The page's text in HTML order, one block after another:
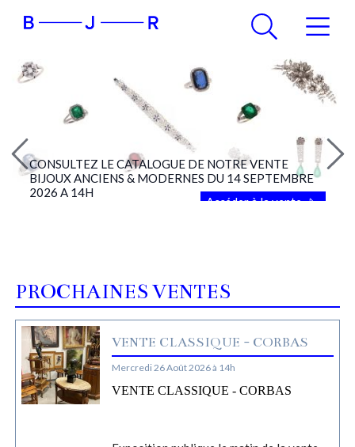
CONSULTEZ LE CATALOGUE DE NOTRE VENTE
BIJOUX ANCIENS & MODERNES DU 14 SEPTEMBRE
2026 A 14H
Accéder à la vente
PROCHAINES VENTES
VENTE CLASSIQUE - CORBAS
Mercredi 26 Août 2026 à 14h
VENTE CLASSIQUE - CORBAS